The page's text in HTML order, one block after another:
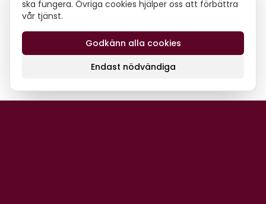
ska fungera. Övriga cookies hjälper oss att förbättra
vår tjänst.
Endast nödvändiga
Godkänn alla cookies